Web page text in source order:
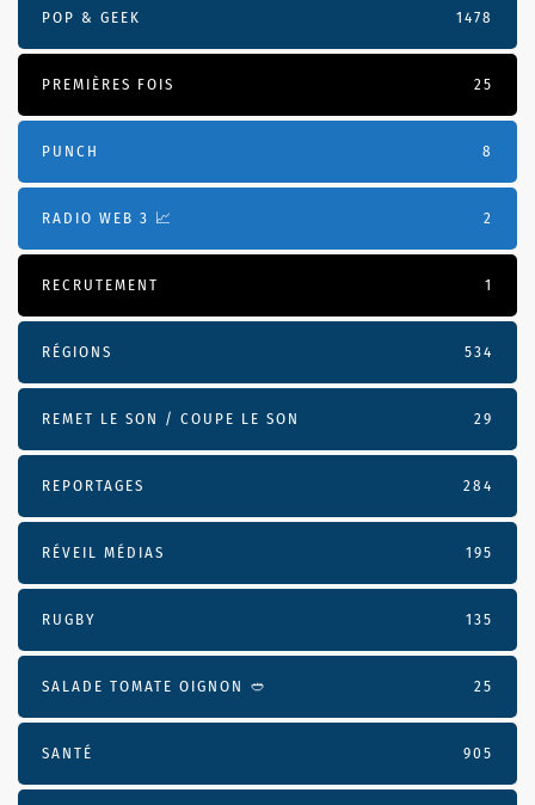
POP & GEEK 1478
PREMIÈRES FOIS 25
PUNCH 8
RADIO WEB 3 📈 2
RECRUTEMENT 1
RÉGIONS 534
REMET LE SON / COUPE LE SON 29
REPORTAGES 284
RÉVEIL MÉDIAS 195
RUGBY 135
SALADE TOMATE OIGNON 🥙 25
SANTÉ 905